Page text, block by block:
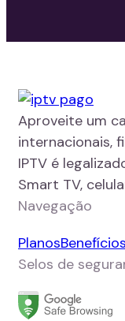
Aproveite um
internacionais,
IPTV é
Smart TV,
Navegação
PlanosBenefícios
Selos de